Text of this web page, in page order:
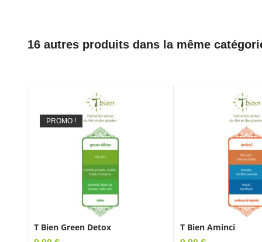
16 autres produits dans la même
T Bien Green Detox
PROMO !
T Bien Aminci